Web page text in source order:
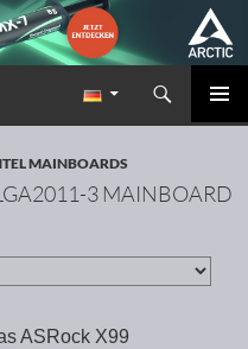
Portal
MAINBOARDS
3 MAINBOARD
ASRock X99